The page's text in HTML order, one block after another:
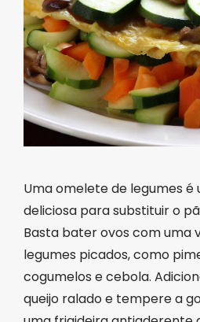
Uma omelete de legumes
deliciosa para substituir o
Basta bater ovos com uma
legumes picados, como
cogumelos e cebola.
queijo ralado e tempere a